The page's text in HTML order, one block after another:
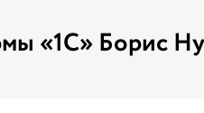
«1С» Борис